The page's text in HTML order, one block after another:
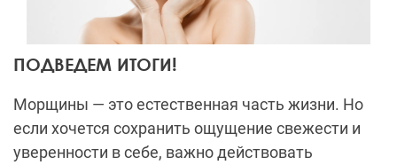
ПОДВЕДЕМ ИТОГИ!
Морщины — это естественная часть жизни. Но
если хочется сохранить ощущение свежести и
уверенности в себе, важно действовать